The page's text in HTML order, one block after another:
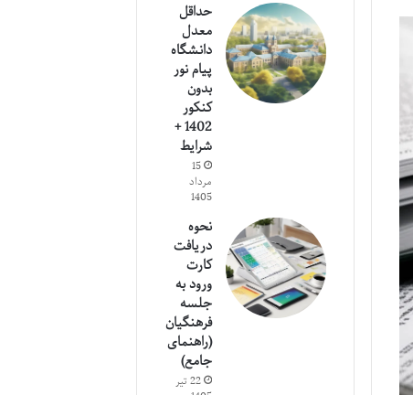
حداقل
معدل
دانشگاه
پیام نور
بدون
کنکور
1402 +
شرایط
15
مرداد
1405
نحوه
دریافت
کارت
ورود به
جلسه
فرهنگیان
(راهنمای
جامع)
22 تیر